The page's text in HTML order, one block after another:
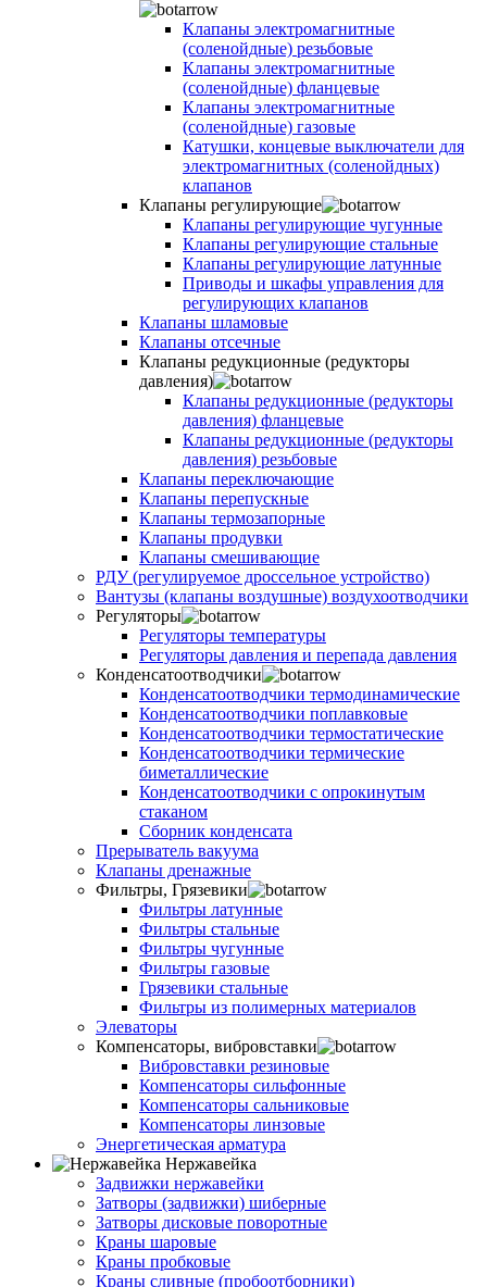
Клапаны электромагнитные
(соленойдные) резьбовые
Клапаны электромагнитные
(соленойдные) фланцевые
Клапаны электромагнитные
(соленойдные) газовые
Катушки, концевые выключатели для
электромагнитных (соленойдных)
клапанов
Клапаны регулирующие
Клапаны регулирующие чугунные
Клапаны регулирующие стальные
Клапаны регулирующие латунные
Приводы и шкафы управления для
регулирующих клапанов
Клапаны шламовые
Клапаны отсечные
Клапаны редукционные (редукторы
давления)
Клапаны редукционные (редукторы
давления) фланцевые
Клапаны редукционные (редукторы
давления) резьбовые
Клапаны переключающие
Клапаны перепускные
Клапаны термозапорные
Клапаны продувки
Клапаны смешивающие
РДУ (регулируемое дроссельное устройство)
Вантузы (клапаны воздушные) воздухоотводчики
Регуляторы
Регуляторы температуры
Регуляторы давления и перепада давления
Конденсатоотводчики
Конденсатоотводчики термодинамические
Конденсатоотводчики поплавковые
Конденсатоотводчики термостатические
Конденсатоотводчики термические
биметаллические
Конденсатоотводчики с опрокинутым
стаканом
Сборник конденсата
Прерыватель вакуума
Клапаны дренажные
Фильтры, Грязевики
Фильтры латунные
Фильтры стальные
Фильтры чугунные
Фильтры газовые
Грязевики стальные
Фильтры из полимерных материалов
Элеваторы
Компенсаторы, вибровставки
Вибровставки резиновые
Компенсаторы сильфонные
Компенсаторы сальниковые
Компенсаторы линзовые
Энергетическая арматура
Нержавейка
Задвижки нержавейки
Затворы (задвижки) шиберные
Затворы дисковые поворотные
Краны шаровые
Краны пробковые
Краны сливные (пробоотборники)